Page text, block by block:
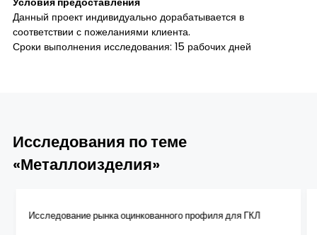
Данный проект индивидуально дорабатывается в
соответствии с пожеланиями клиента.
Сроки выполнения исследования: 15 рабочих дней
Исследования по теме
«Металлоизделия»
Исследование рынка оцинкованного профиля для ГКЛ